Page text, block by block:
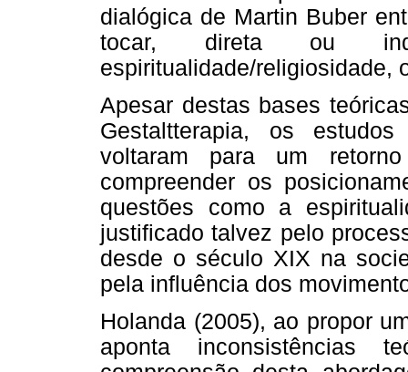
dialógica de Martin Buber
tocar, direta ou
espiritualidade/religiosidade,
Apesar destas bases
Gestaltterapia, os
voltaram para um
compreender os
questões como a
justificado talvez pelo
desde o século XIX na
pela influência dos
Holanda (2005), ao propor
aponta inconsistências